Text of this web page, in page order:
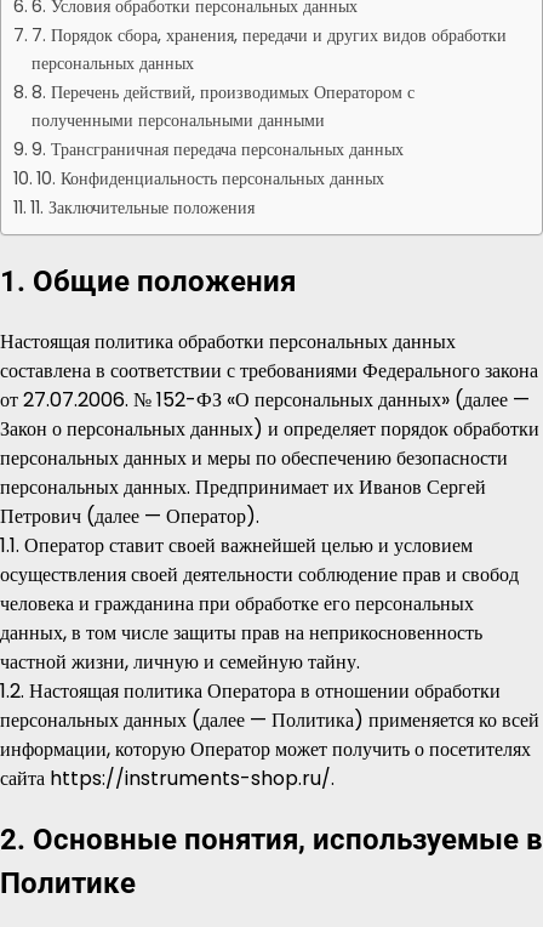
6. Условия обработки персональных данных
7. Порядок сбора, хранения, передачи и других видов обработки
персональных данных
8. Перечень действий, производимых Оператором с
полученными персональными данными
9. Трансграничная передача персональных данных
10. Конфиденциальность персональных данных
11. Заключительные положения
1. Общие положения
Настоящая политика обработки персональных данных
составлена в соответствии с требованиями Федерального закона
от 27.07.2006. № 152-ФЗ «О персональных данных» (далее —
Закон о персональных данных) и определяет порядок обработки
персональных данных и меры по обеспечению безопасности
персональных данных. Предпринимает ихИванов Сергей
Петрович (далее — Оператор).
1.1. Оператор ставит своей важнейшей целью и условием
осуществления своей деятельности соблюдение прав и свобод
человека и гражданина при обработке его персональных
данных, в том числе защиты прав на неприкосновенность
частной жизни, личную и семейную тайну.
1.2. Настоящая политика Оператора в отношении обработки
персональных данных (далее — Политика) применяется ко всей
информации, которую Оператор может получить о посетителях
сайта https://instruments-shop.ru/.
2. Основные понятия, используемые в
Политике